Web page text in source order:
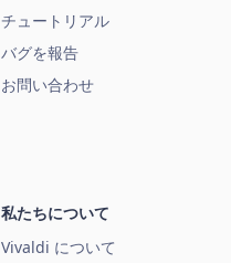
チュートリアル
バグを報告
お問い合わせ
私たちについて
Vivaldi について